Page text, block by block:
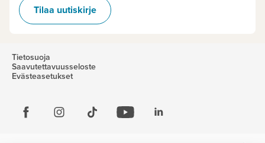
Tilaa uutiskirje
Tietosuoja
Saavutettavuusseloste
Evästeasetukset